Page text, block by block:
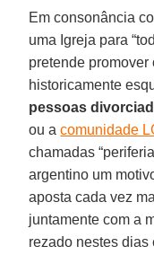
Em consonância
uma Igreja para
pretende
historicamente
pessoas
ou acomunidade
chamadas
argentino um
aposta cada vez
juntamente com a
rezado nestes dias